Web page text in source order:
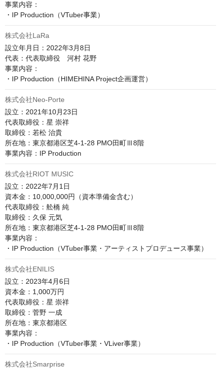
事業内容：
・IP Production（VTuber事業）
株式会社LaRa
設立年月日：2022年3月8日
代表：代表取締役　河村 花野
事業内容：
・IP Production（HIMEHINA Project企画運営）
株式会社Neo-Porte
設立：2021年10月23日
代表取締役：星 崇祥
取締役：若松 治貴
所在地：東京都港区芝4-1-28 PMO田町Ⅲ8階
事業内容：IP Production
株式会社RIOT MUSIC
設立：2022年7月1日
資本金：10,000,000円（資本準備金含む）
代表取締役：舩橋 純
取締役：久保 元気
所在地：東京都港区芝4-1-28 PMO田町Ⅲ8階​​
事業内容：
株式会社ENILIS
設立：2023年4月6日
資本金：1,000万円
代表取締役：星 崇祥
取締役：菅野 一成
所在地：東京都港区
事業内容：
株式会社Smarprise